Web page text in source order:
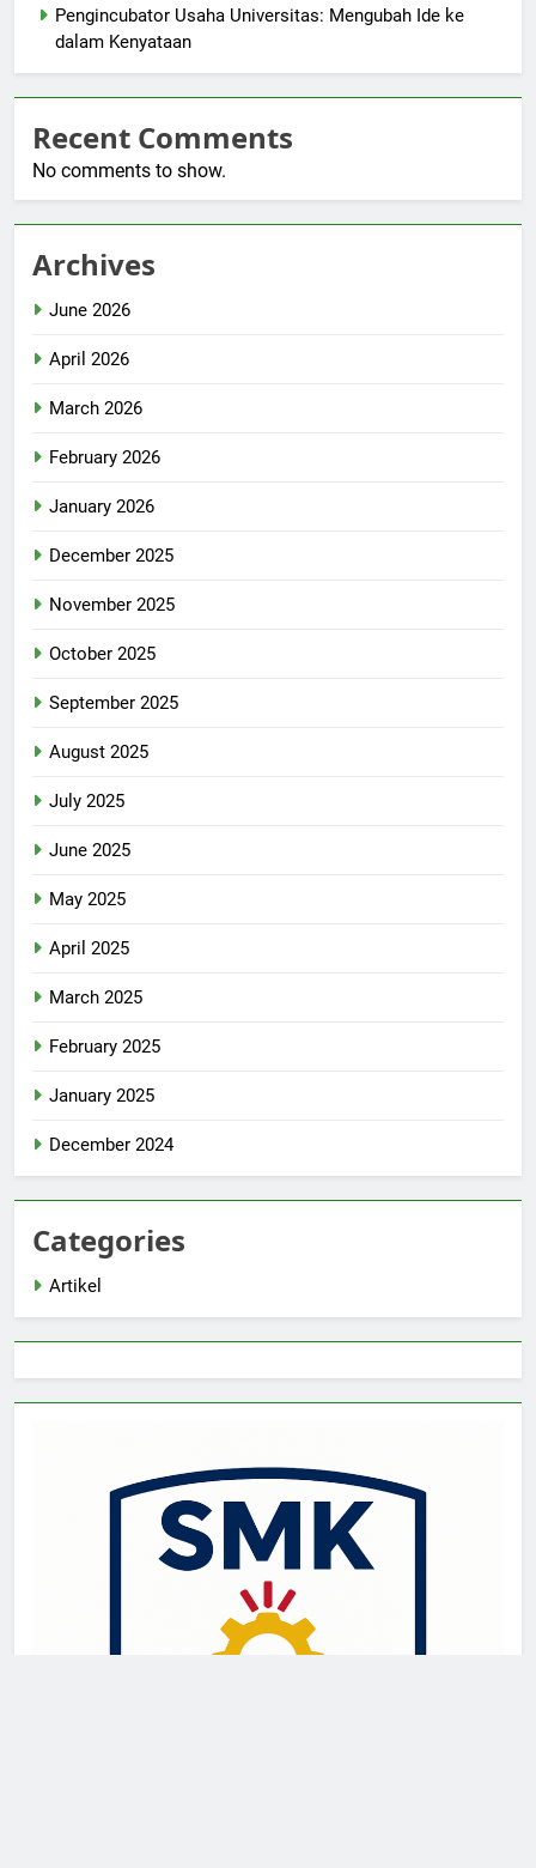
Pengincubator Usaha Universitas: Mengubah Ide ke
dalam Kenyataan
Recent Comments
No comments to show.
Archives
June 2026
April 2026
March 2026
February 2026
January 2026
December 2025
November 2025
October 2025
September 2025
August 2025
July 2025
June 2025
May 2025
April 2025
March 2025
February 2025
January 2025
December 2024
Categories
Artikel